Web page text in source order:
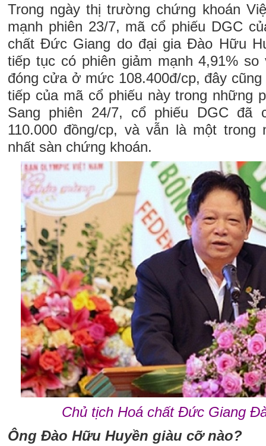
Trong ngày thị trường chứng khoán
mạnh phiên 23/7, mã cổ phiếu DGC
chất Đức Giang do đại gia Đào Hữu
tiếp tục có phiên giảm mạnh 4,91%
đóng cửa ở mức 108.400đ/cp, đây
tiếp của mã cổ phiếu này trong những
Sang phiên 24/7, cổ phiếu DGC đã
110.000 đồng/cp, và vẫn là một trong
nhất sàn chứng khoán.
Chủ tịch Hoá chất Đức Giang
Ông Đào Hữu Huyền giàu cỡ nào?